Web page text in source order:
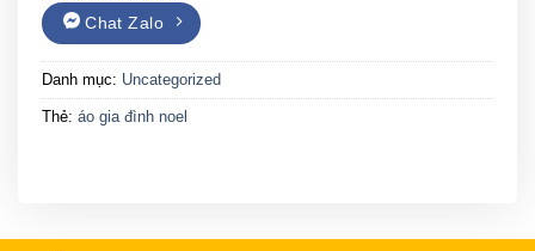
Chat Zalo
Danh mục: Uncategorized
Thẻ: áo gia đình noel